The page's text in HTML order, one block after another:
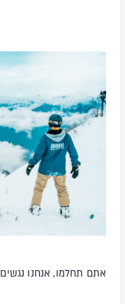
אתם תחלמו, אנחנו נגשים